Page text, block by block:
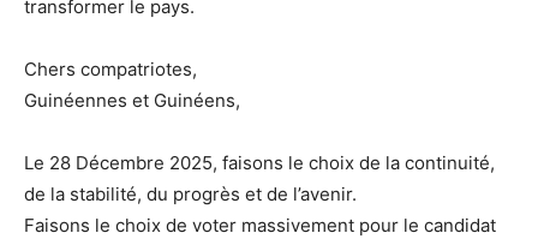
transformer le pays.
Chers compatriotes,
Guinéennes et Guinéens,
Le 28 Décembre 2025, faisons le choix de la continuité,
de la stabilité, du progrès et de l’avenir.
Faisons le choix de voter massivement pour le candidat